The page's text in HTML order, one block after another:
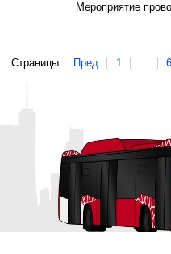
Мероприятие
Страницы: Пред. 1